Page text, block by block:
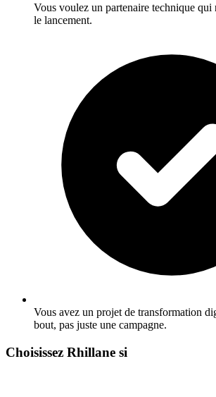
Vous voulez un partenaire technique qui
le lancement.
Vous avez un projet de transformation
bout, pas juste une campagne.
Choisissez Rhillane si